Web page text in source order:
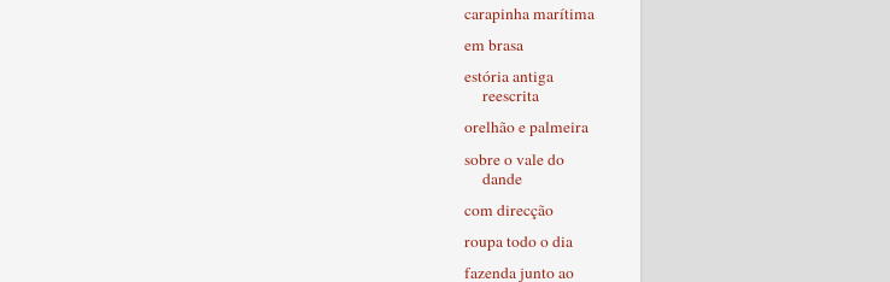
carapinha marítima
em brasa
estória antiga
reescrita
orelhão e palmeira
sobre o vale do
dande
com direcção
roupa todo o dia
fazenda junto ao